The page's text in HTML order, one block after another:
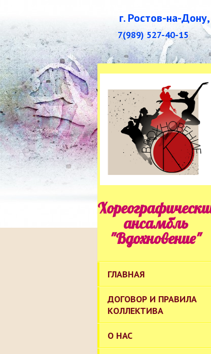
г. Ростов-на-
7(989) 527-40-15
ансамбль
"Вдохновение"
ГЛАВНАЯ
ДОГОВОР И ПРАВИЛА
КОЛЛЕКТИВА
О НАС